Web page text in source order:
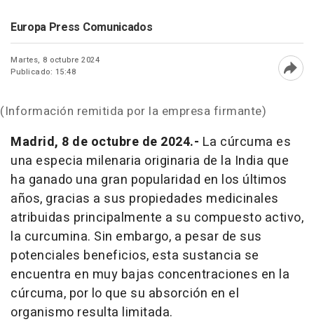
Europa Press Comunicados
Martes, 8 octubre 2024
Publicado: 15:48
(Información remitida por la empresa firmante)
Madrid, 8 de octubre de 2024.- La cúrcuma es
una especia milenaria originaria de la India que
ha ganado una gran popularidad en los últimos
años, gracias a sus propiedades medicinales
atribuidas principalmente a su compuesto activo,
la curcumina. Sin embargo, a pesar de sus
potenciales beneficios, esta sustancia se
encuentra en muy bajas concentraciones en la
cúrcuma, por lo que su absorción en el
organismo resulta limitada.